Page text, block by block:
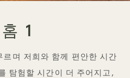
홈 1
며 저희와 함께 편안한 시간
탐험할 시간이 더 주어지고,